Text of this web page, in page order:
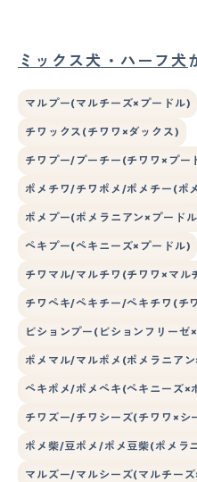
ミックス犬・ハーフ犬
マルプー(マルチーズ×プードル)
チワックス(チワワ×ダックス)
チワプー/プーチー(チワワ×プー
ポメチワ/チワポメ/ポメチー(ポ
ポメプー(ポメラニアン×プード
ペキプー(ペキニーズ×プードル)
チワマル/マルチワ(チワワ×マル
チワペキ/ペキチー/ペキチワ(チ
ビションプー(ビションフリーゼ
ポメマル/マルポメ(ポメラニア
ペキポメ/ポメペキ(ペキニーズ×
チワズー/チワシーズ(チワワ×シ
ポメ柴/豆ポメ/ポメ豆柴(ポメラ
マルズー/マルシーズ(マルチー